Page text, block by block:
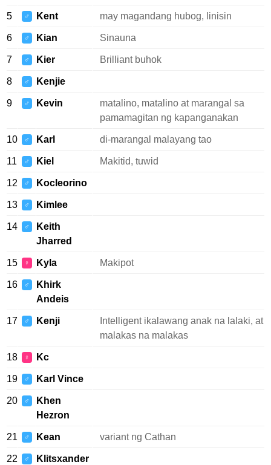
5 ♂ Kent may magandang hubog, linisin
6 ♂ Kian Sinauna
7 ♂ Kier Brilliant buhok
8 ♂ Kenjie
9 ♂ Kevin
matalino, matalino at marangal sa
pamamagitan ng kapanganakan
10 ♂ Karl di-marangal malayang tao
11 ♂ Kiel Makitid, tuwid
12 ♂ Kocleorino
13 ♂ Kimlee
14 ♂
Keith
Jharred
15 ♀ Kyla Makipot
16 ♂
Khirk
Andeis
17 ♂ Kenji
Intelligent ikalawang anak na lalaki, at
malakas na malakas
18 ♀ Kc
19 ♂ Karl Vince
20 ♂
Khen
Hezron
21 ♂ Kean variant ng Cathan
22 ♂ Klitsxander